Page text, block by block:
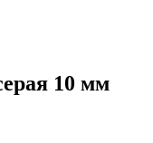
10 мм